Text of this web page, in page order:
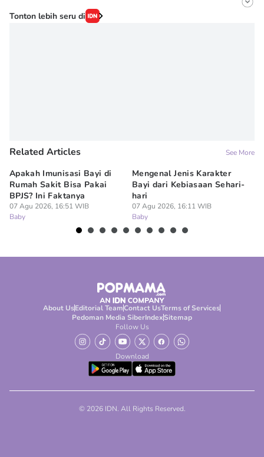
Editor
Irma ediarti mardiyah
Tonton lebih seru di
Related Articles See More
Apakah Imunisasi Bayi di
Rumah Sakit Bisa Pakai
BPJS? Ini Faktanya
07 Agu 2026, 16:51 WIB
Baby
Mengenal Jenis Karakter
Bayi dari Kebiasaan Sehari-
hari
07 Agu 2026, 16:11 WIB
Baby
About UsEditorial TeamContact UsTerms of Services
Pedoman Media SiberIndexSitemap
Follow Us
Download
© 2026 IDN. All Rights Reserved.